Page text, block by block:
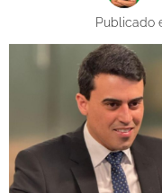
Publicado